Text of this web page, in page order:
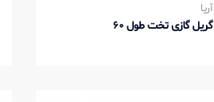
آریا
گریل گازی تخت طول 60